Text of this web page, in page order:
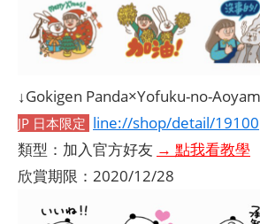
↓Gokigen Panda×Yofuku-no-
JP 日本限定 line://shop/detail/19100
類型：加入官方好友 → 點我看教學
欣賞期限：2020/12/28